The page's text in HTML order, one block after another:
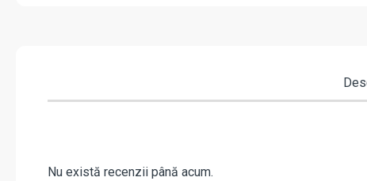
Nu există recenzii până acum.